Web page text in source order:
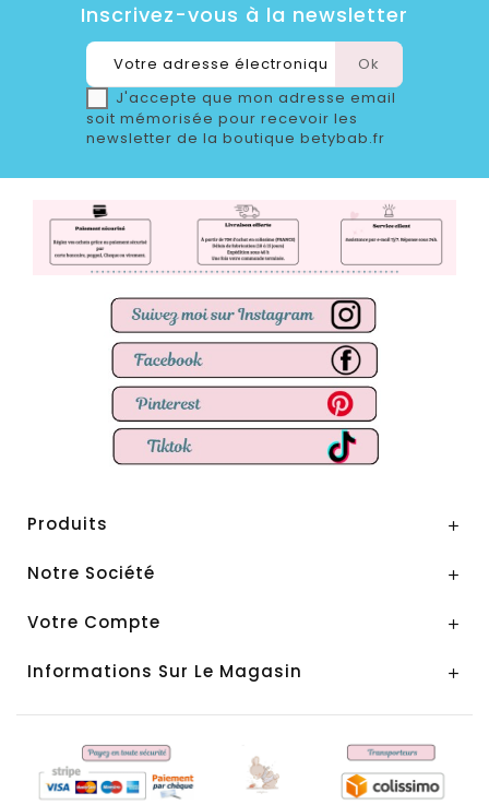
Inscrivez-vous à la newsletter
J'accepte que mon adresse email
soit mémorisée pour recevoir les
newsletter de la boutique betybab.fr
Produits 
Notre Société 
Votre Compte 
Informations Sur Le Magasin 